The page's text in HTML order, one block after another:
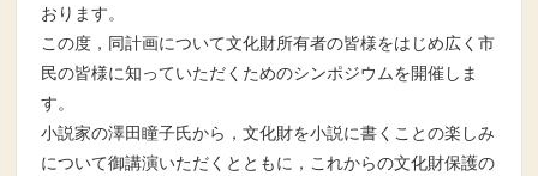
おります。
この度，同計画について文化財所有者の皆様をはじめ広く市
民の皆様に知っていただくためのシンポジウムを開催しま
す。
小説家の澤田瞳子氏から，文化財を小説に書くことの楽しみ
について御講演いただくとともに，これからの文化財保護の